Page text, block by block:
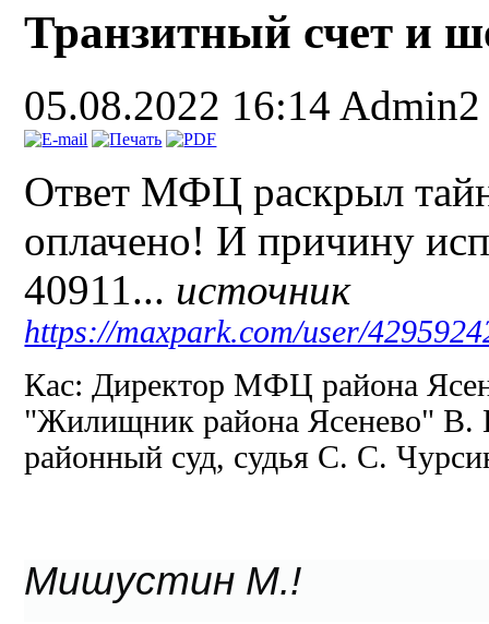
Транзитный счет и
05.08.2022 16:14 Admin2
Ответ МФЦ раскрыл
оплачено! И причину
40911... источник
https://maxpark.com/user/
Кас: Директор МФЦ района
"Жилищник района Ясенево" В.
районный суд, судья С. С.
Мишустин М.!